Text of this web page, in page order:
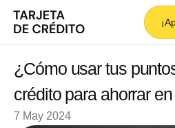
¿Cómo usar tus
crédito para ahorrar
7 May 2024